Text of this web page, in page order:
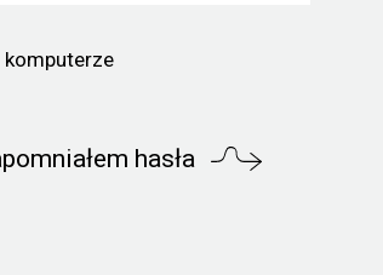
hasła